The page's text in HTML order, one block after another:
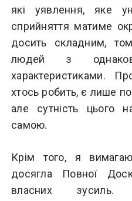
які уявлення, яке
сприйняття матиме
досить складним,
людей з
характеристиками.
хтось робить, є лише
але сутність цього
самою.
Крім того, я
досягла Повної
власних